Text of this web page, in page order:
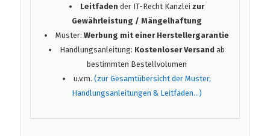
Leitfaden der IT-Recht Kanzleizur
Gewährleistung / Mängelhaftung
Muster:Werbung mit einer Herstellergarantie
Handlungsanleitung: Kostenloser Versand ab
bestimmten Bestellvolumen
u.v.m.(zur Gesamtübersicht der Muster,
Handlungsanleitungen & Leitfäden…)